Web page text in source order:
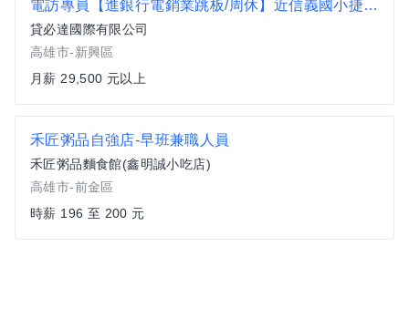
電訪專員【進銀行電銷業跳板/周休】近信義國小捷運站
貸必達國際有限公司
高雄市-新興區
月薪 29,500 元以上
禾匠粥品自強店-早班兼職人員
禾匠粥品麵食館(鑫明誠小吃店)
高雄市-前金區
時薪 196 至 200 元